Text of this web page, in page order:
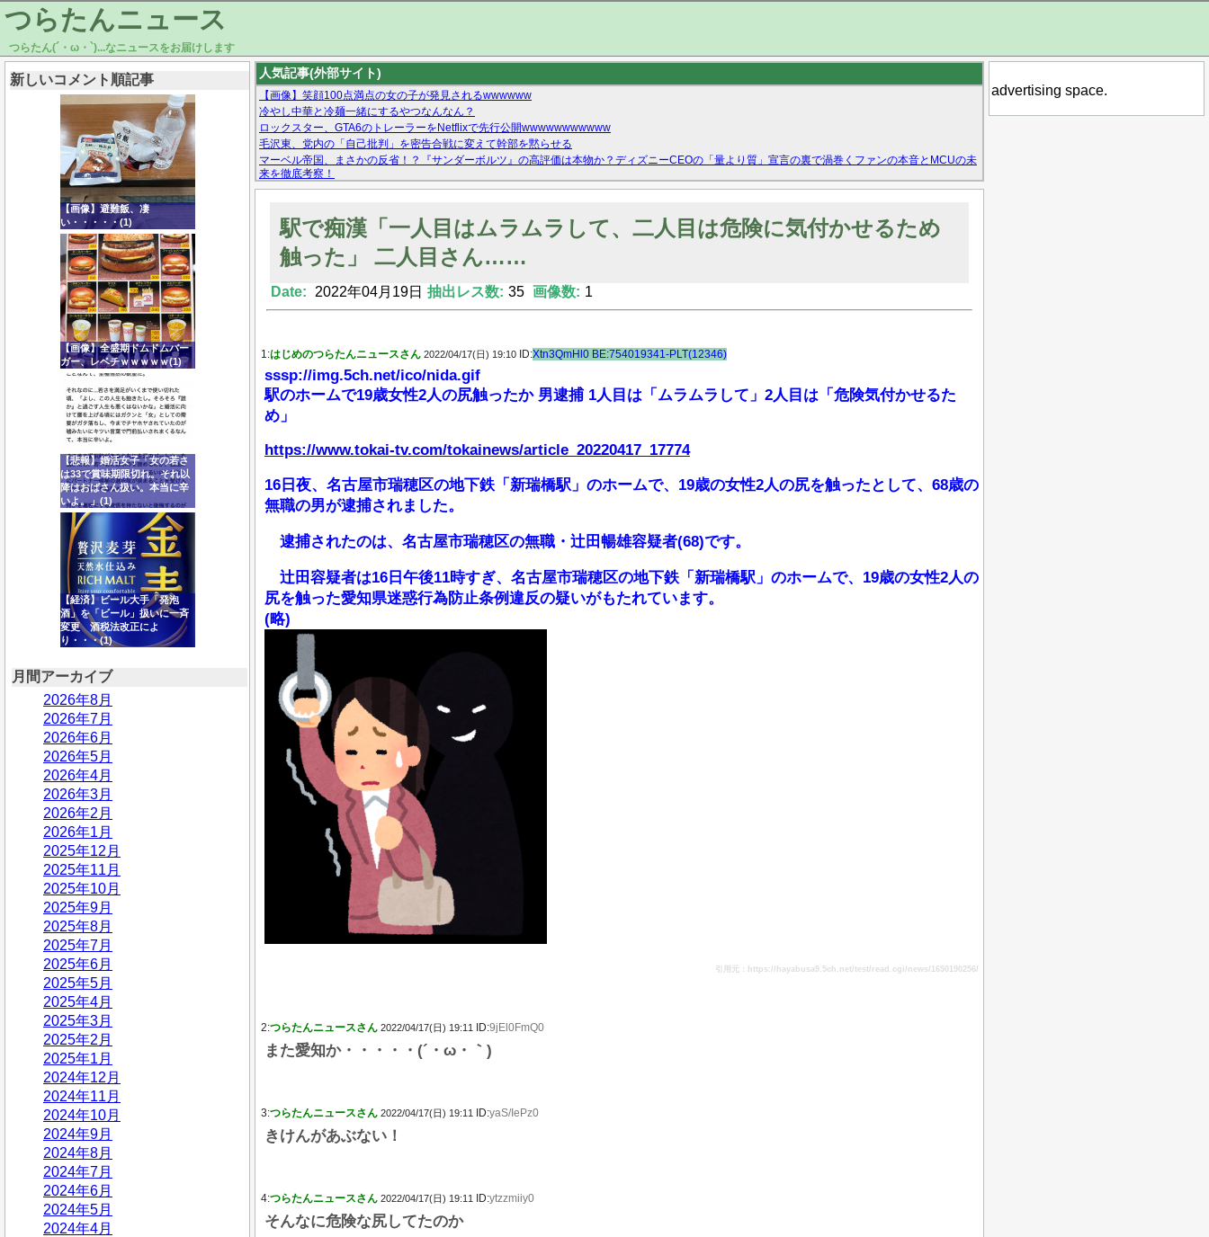
つらたんニュース
つらたん(´・ω・`)...なニュースをお届けします
新しいコメント順記事
【画像】避難飯、凄
い・・・・・(1)
【画像】全盛期ドムドムバー
ガー、レベチｗｗｗｗｗ(1)
【悲報】婚活女子「女の若さ
は33で賞味期限切れ。それ以
降はおばさん扱い。本当に辛
いよ。」(1)
【経済】ビール大手「発泡
酒」を「ビール」扱いに一斉
変更 酒税法改正によ
り・・・(1)
月間アーカイブ
2026年8月
2026年7月
2026年6月
2026年5月
2026年4月
2026年3月
2026年2月
2026年1月
2025年12月
2025年11月
2025年10月
2025年9月
2025年8月
2025年7月
2025年6月
2025年5月
2025年4月
2025年3月
2025年2月
2025年1月
2024年12月
2024年11月
2024年10月
2024年9月
2024年8月
2024年7月
2024年6月
2024年5月
2024年4月
人気記事(外部サイト)
【画像】笑顔100点満点の女の子が発見されるwwwwww
冷やし中華と冷麺一緒にするやつなんなん？
ロックスター、GTA6のトレーラーをNetflixで先行公開wwwwwwwwwww
毛沢東、党内の「自己批判」を密告合戦に変えて幹部を黙らせる
マーベル帝国、まさかの反省！？『サンダーボルツ』の高評価は本物か？ディズニーCEOの「量より質」宣言の裏で渦巻くファンの本音とMCUの未
来を徹底考察！
【モー娘。石田亜佑美】ファーストテイク出演も新規獲得ならず？北川莉央が1位に
Powered by livedoor 相互RSS
駅で痴漢「一人目はムラムラして、二人目は危険に気付かせるため
触った」 二人目さん……
Date: 2022年04月19日 抽出レス数: 35 画像数: 1
1:はじめのつらたんニュースさん 2022/04/17(日) 19:10 ID:Xtn3QmHl0 BE:754019341-PLT(12346)
sssp://img.5ch.net/ico/nida.gif
駅のホームで19歳女性2人の尻触ったか 男逮捕 1人目は「ムラムラして」2人目は「危険気付かせるた
め」
https://www.tokai-tv.com/tokainews/article_20220417_17774
16日夜、名古屋市瑞穂区の地下鉄「新瑞橋駅」のホームで、19歳の女性2人の尻を触ったとして、68歳の
無職の男が逮捕されました。
逮捕されたのは、名古屋市瑞穂区の無職・辻田暢雄容疑者(68)です。
辻田容疑者は16日午後11時すぎ、名古屋市瑞穂区の地下鉄「新瑞橋駅」のホームで、19歳の女性2人の
尻を触った愛知県迷惑行為防止条例違反の疑いがもたれています。
(略)
引用元：https://hayabusa9.5ch.net/test/read.cgi/news/1650190256/
2:つらたんニュースさん 2022/04/17(日) 19:11 ID:9jEl0FmQ0
また愛知か・・・・・(´・ω・｀)
3:つらたんニュースさん 2022/04/17(日) 19:11 ID:yaS/IePz0
きけんがあぶない！
4:つらたんニュースさん 2022/04/17(日) 19:11 ID:ytzzmiiy0
そんなに危険な尻してたのか
advertising space.